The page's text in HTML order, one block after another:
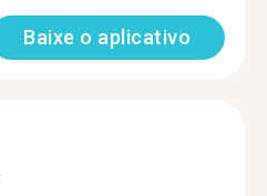
Baixe o aplicativo